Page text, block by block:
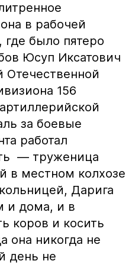
в рабочей
было пятеро
Юсуп Иксатович
Отечественной
156
за боевые
работал
— труженица
в местном колхозе
Дарига
и дома, и в
коров и косить
она никогда не
день не